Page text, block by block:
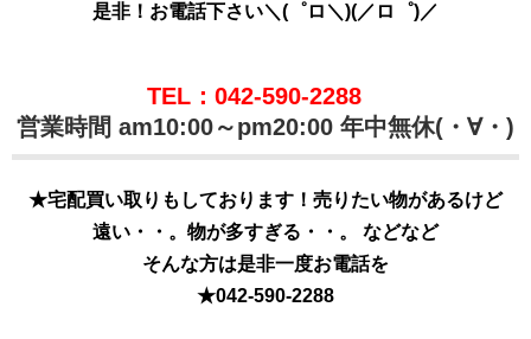
是非！お電話下さい＼(゜ロ＼)(／ロ゜)／
TEL：042-590-2288
営業時間 am10:00～pm20:00 年中無休(・∀・)
★宅配買い取りもしております！売りたい物があるけど
遠い・・。物が多すぎる・・。 などなど
そんな方は是非一度お電話を
★042-590-2288